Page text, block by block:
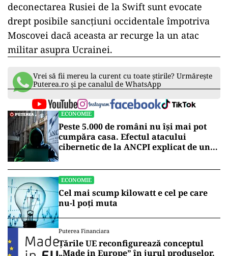
deconectarea Rusiei de la Swift sunt evocate
drept posibile sancţiuni occidentale împotriva
Moscovei dacă aceasta ar recurge la un atac
militar asupra Ucrainei.
Vrei să fii mereu la curent cu toate știrile? Urmărește
Puterea.ro și pe canalul de WhatsApp
ECONOMIE
Peste 5.000 de români nu își mai pot
cumpăra casa. Efectul atacului
cibernetic de la ANCPI explicat de un
ECONOMIE
Cel mai scump kilowatt e cel pe care
nu-l poți muta
Puterea Financiara
Țările UE reconfigurează conceptul
„Made in Europe” în jurul produselor,